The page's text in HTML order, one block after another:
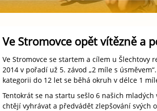
Ve Stromovce opět vítězně a
Ve Stromovce se startem a cílem u Šlechtovy
2014 v pořadí už 5. závod „2 míle s
kategorii do 12 let se běhá okruh v délce 1
Tentokrát se na startu sešlo 6 našich
chtějí vyhrávat a předvádět zlepšování svých